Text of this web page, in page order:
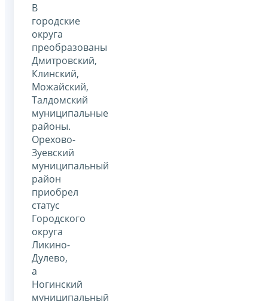
В
городские
округа
преобразованы
Дмитровский,
Клинский,
Можайский,
Талдомский
муниципальные
районы.
Орехово-
Зуевский
муниципальный
район
приобрел
статус
Городского
округа
Ликино-
Дулево,
а
Ногинский
муниципальный